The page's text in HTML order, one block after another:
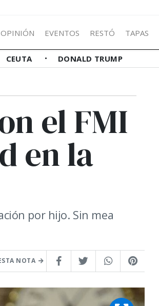
OPINIÓN EVENTOS RESTÓ TAPAS
CEUTA DONALD TRUMP
el FMI
en la
por hijo. Sin mea
NOTA